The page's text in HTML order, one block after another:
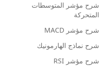
شرح مؤشر المتوسطات
المتحركة
شرح مؤشر MACD
شرح نماذج الهارمونيك
شرح مؤشر RSI